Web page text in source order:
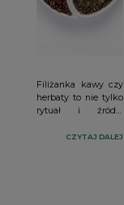
Filiżanka kawy czy
herbaty to nie tylko
rytuał i źródło
potencjalneCZYTAJ DALEJ